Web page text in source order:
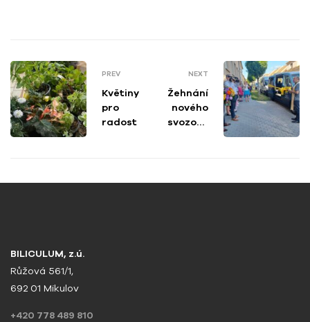
PREV
Květiny
pro
radost
NEXT
Žehnání
nového
svozové
BILICULUM, z.ú.
Růžová 561/1,
692 01 Mikulov
+420 778 489 810